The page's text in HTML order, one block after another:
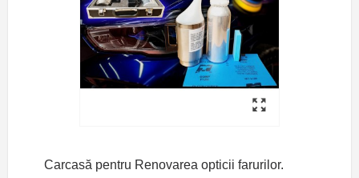
Carcasă pentru Renovarea opticii farurilor.